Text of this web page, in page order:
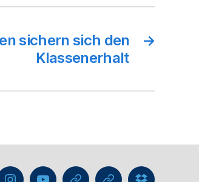
→
sichern sich den
Klassenerhalt